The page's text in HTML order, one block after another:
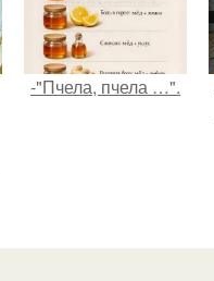
-"Пчела, пчела …".